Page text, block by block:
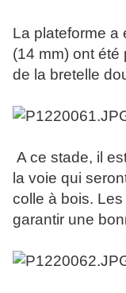
La plateforme a
(14 mm) ont été
de la bretelle
A ce stade, il
la voie qui
colle à bois.
garantir une